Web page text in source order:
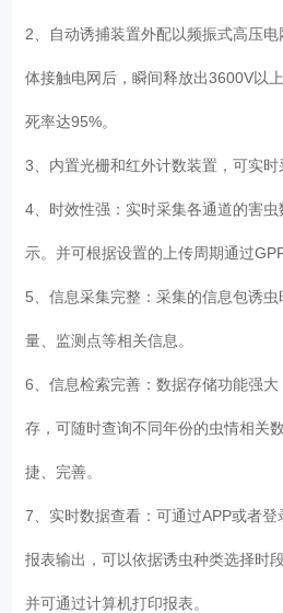
2、自动诱捕装置外配以频振式高压
体接触电网后，瞬间释放出3600V以
死率达95%。
3、内置光栅和红外计数装置，可实时
4、时效性强：实时采集各通道的害
示。并可根据设置的上传周期通过
5、信息采集完整：采集的信息包诱
量、监测点等相关信息。
6、信息检索完善：数据存储功能强
存，可随时查询不同年份的虫情相关
捷、完善。
7、实时数据查看：可通过APP或者
报表输出，可以依据诱虫种类选择时
并可通过计算机打印报表。